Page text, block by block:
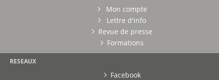
Mon compte
Lettre d'info
Revue de presse
Formations
RESEAUX
Facebook